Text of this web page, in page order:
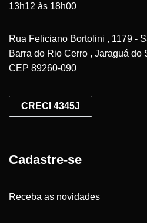
13h12 às 18h00
Rua Feliciano Bortolini , 1179 -
Barra do Rio Cerro , Jaraguá do
CEP 89260-090
CRECI 4345J
Cadastre-se
Receba as novidades